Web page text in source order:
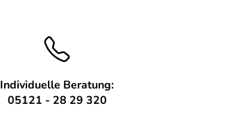
Individuelle Beratung:
05121 - 28 29 320